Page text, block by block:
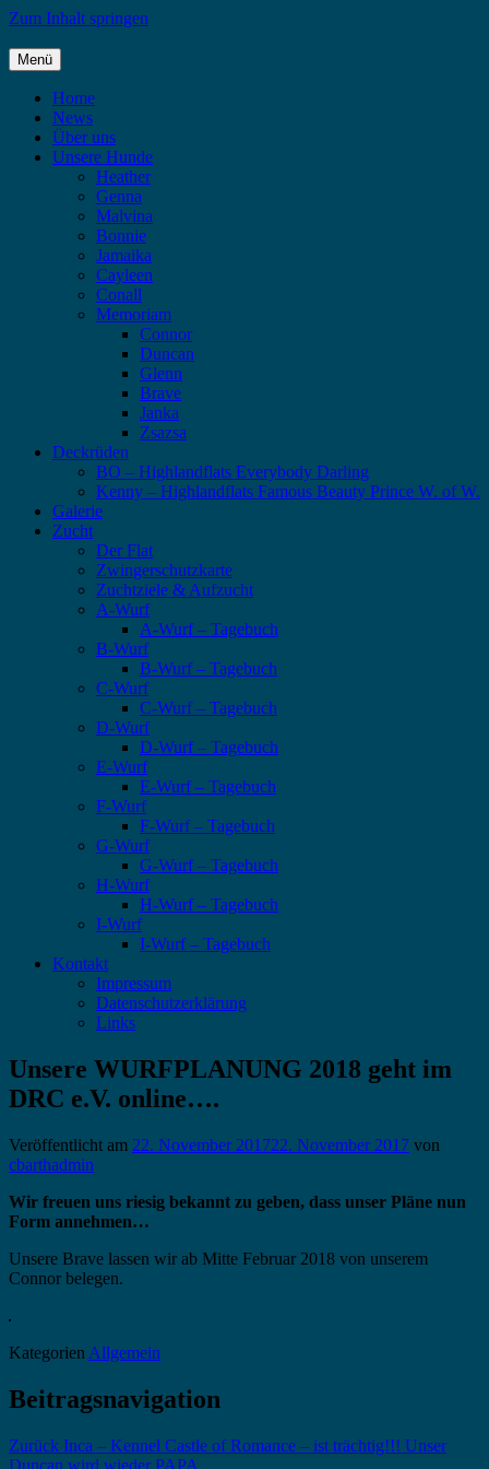
Zum Inhalt springen
Highlandflats – Flat Coated Retriever
Menü
Home
News
Über uns
Unsere Hunde
Heather
Genna
Malvina
Bonnie
Jamaika
Cayleen
Conall
Memoriam
Connor
Duncan
Glenn
Brave
Janka
Zsazsa
Deckrüden
BO – Highlandflats Everybody Darling
Kenny – Highlandflats Famous Beauty Prince W. of W.
Galerie
Zucht
Der Flat
Zwingerschutzkarte
Zuchtziele & Aufzucht
A-Wurf
A-Wurf – Tagebuch
B-Wurf
B-Wurf – Tagebuch
C-Wurf
C-Wurf – Tagebuch
D-Wurf
D-Wurf – Tagebuch
E-Wurf
E-Wurf – Tagebuch
F-Wurf
F-Wurf – Tagebuch
G-Wurf
G-Wurf – Tagebuch
H-Wurf
H-Wurf – Tagebuch
I-Wurf
I-Wurf – Tagebuch
Kontakt
Impressum
Datenschutzerklärung
Links
Unsere WURFPLANUNG 2018 geht im
DRC e.V. online….
Veröffentlicht am 22. November 201722. November 2017 von
cbarthadmin
Wir freuen uns riesig bekannt zu geben, dass unser Pläne nun
Form annehmen…
Unsere Brave lassen wir ab Mitte Februar 2018 von unserem
Connor belegen.
Kategorien Allgemein
Beitragsnavigation
Zurück Inca – Kennel Castle of Romance – ist trächtig!!! Unser
Duncan wird wieder PAPA